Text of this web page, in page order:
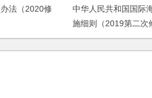
法（2020修
中华人民共和国国际
施细则（2019第二次